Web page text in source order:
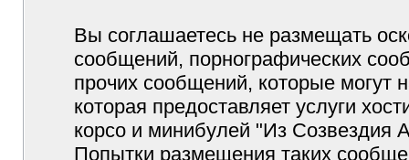
Вы соглашаетесь не размещать
сообщений, порнографических
прочих сообщений, которые могут
которая предоставляет услуги
корсо и минибулей "Из Созвездия
Попытки размещения таких